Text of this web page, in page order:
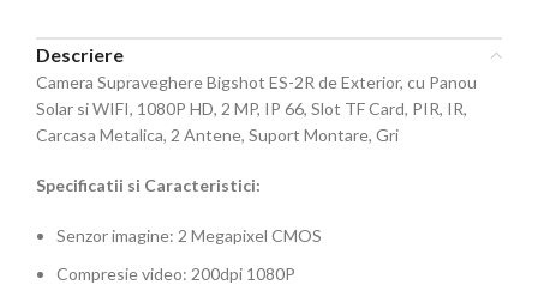
Descriere
Camera Supraveghere Bigshot ES-2R de Exterior, cu Panou
Solar si WIFI, 1080P HD, 2 MP, IP 66, Slot TF Card, PIR, IR,
Carcasa Metalica, 2 Antene, Suport Montare, Gri
Specificatii si Caracteristici:
Senzor imagine: 2 Megapixel CMOS
Compresie video: 200dpi 1080P